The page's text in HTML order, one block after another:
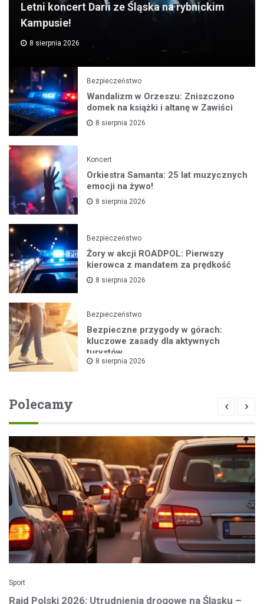
Letni koncert Darii ze Śląska na rybnickim
Kampusie!
8 sierpnia 2026
Bezpieczeństwo
Wandalizm w Orzeszu: Zniszczono
domek na książki i altanę w Zawiści
8 sierpnia 2026
Koncert
Orkiestra Samanta: 25 lat muzycznych
emocji na żywo!
8 sierpnia 2026
Bezpieczeństwo
Żory w akcji ROADPOL: Pierwszy
kierowca z mandatem za prędkość
8 sierpnia 2026
Bezpieczeństwo
Bezpieczne przygody w górach:
kluczowe zasady dla aktywnych
turystów
8 sierpnia 2026
Polecamy
Sport
Rajd Polski 2026: Utrudnienia drogowe na Śląsku –